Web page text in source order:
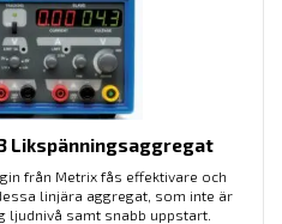
Likspänningsaggregat
från Metrix fås effektivare och
linjära aggregat, som inte är
ljudnivå samt snabb uppstart.